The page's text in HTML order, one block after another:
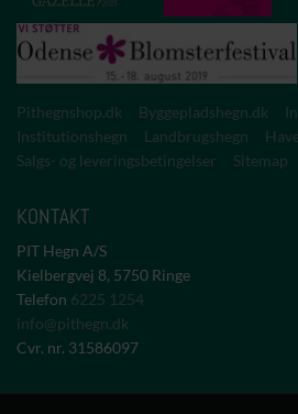
Pithegnshop.dk Byggepladshegn.dk
Institutionshegn
Landbrugshegn
Salgs- og leveringsbetingelser
Sitemap
KONTAKT
PIT Hegn A/S
Kielbergvej 8, 5750 Ringe
Telefon 6225 1254
info@pithegn.dk
Cvr. nr. 31586097